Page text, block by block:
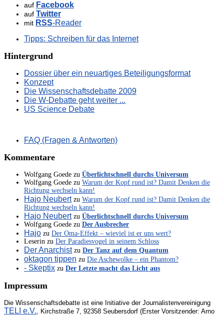
auf Facebook
auf Twitter
mit RSS-Reader
Tipps: Schreiben für das Internet
Hintergrund
Dossier über ein neuartiges Beteiligungsformat
Konzept
Die Wissenschaftsdebatte 2009
Die W-Debatte geht weiter ...
US Science Debate
FAQ (Fragen & Antworten)
Kommentare
Wolfgang Goede zu Überlichtschnell durchs Universum
Wolfgang Goede zu Warum der Kopf rund ist? Damit Denken die
Richtung wechseln kann!
Hajo Neubertzu Warum der Kopf rund ist? Damit Denken die
Richtung wechseln kann!
Hajo Neubertzu Überlichtschnell durchs Universum
Wolfgang Goede zu Der Ausbrecher
Hajo zu Der Oma-Effekt – wieviel ist er uns wert?
Leserin zu Der Paradiesvogel in seinem Schloss
Der Anarchistzu Der Tanz auf dem Quantum
oktagon tippen zu Die Aschewolke – ein Phantom?
- Skeptix zu Der Letzte macht das Licht aus
Impressum
Die Wissenschaftsdebatte ist eine Initiative der Journalistenvereinigung
TELI e.V., Kirchstraße 7, 92358 Seubersdorf (Erster Vorsitzender: Arno